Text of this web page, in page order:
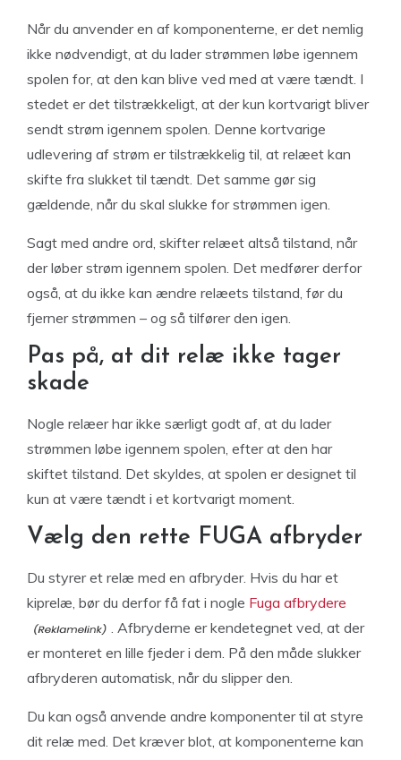
Når du anvender en af komponenterne, er det nemlig
ikke nødvendigt, at du lader strømmen løbe igennem
spolen for, at den kan blive ved med at være tændt. I
stedet er det tilstrækkeligt, at der kun kortvarigt bliver
sendt strøm igennem spolen. Denne kortvarige
udlevering af strøm er tilstrækkelig til, at relæet kan
skifte fra slukket til tændt. Det samme gør sig
gældende, når du skal slukke for strømmen igen.
Sagt med andre ord, skifter relæet altså tilstand, når
der løber strøm igennem spolen. Det medfører derfor
også, at du ikke kan ændre relæets tilstand, før du
fjerner strømmen – og så tilfører den igen.
Pas på, at dit relæ ikke tager
skade
Nogle relæer har ikke særligt godt af, at du lader
strømmen løbe igennem spolen, efter at den har
skiftet tilstand. Det skyldes, at spolen er designet til
kun at være tændt i et kortvarigt moment.
Vælg den rette FUGA afbryder
Du styrer et relæ med en afbryder. Hvis du har et
kiprelæ, bør du derfor få fat i nogle Fuga afbrydere
. Afbryderne er kendetegnet ved, at der
er monteret en lille fjeder i dem. På den måde slukker
afbryderen automatisk, når du slipper den.
Du kan også anvende andre komponenter til at styre
dit relæ med. Det kræver blot, at komponenterne kan